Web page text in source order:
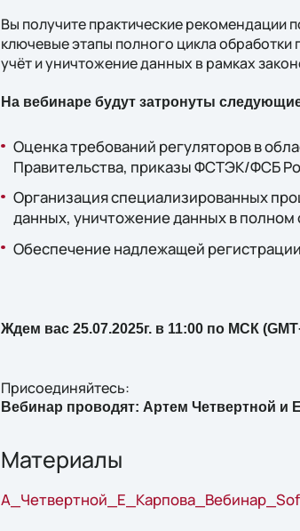
Вы получите практические
ключевые этапы полного цикла
учёт и уничтожение данных в рамках
На вебинаре будут затронуты
Оценка требований регуляторов в
Правительства, приказы ФСТЭК/ФСБ
Организация специализированных
данных, уничтожение данных в
Обеспечение надлежащей
Ждем вас 25.07.2025г. в 11:00 по МСК
Присоединяйтесь:
Вебинар проводят: Артем Четвертной и
Материалы